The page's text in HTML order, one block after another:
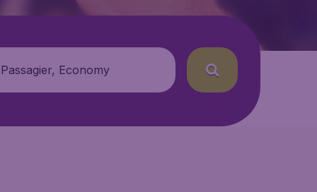
Economy